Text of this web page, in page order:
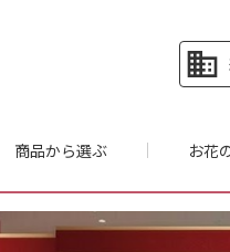
business
商品から選ぶ お花